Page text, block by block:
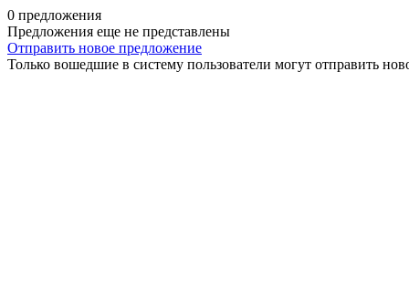
0 предложения
Предложения еще не представлены
Отправить новое предложение
Только вошедшие в систему пользователи могут отправить